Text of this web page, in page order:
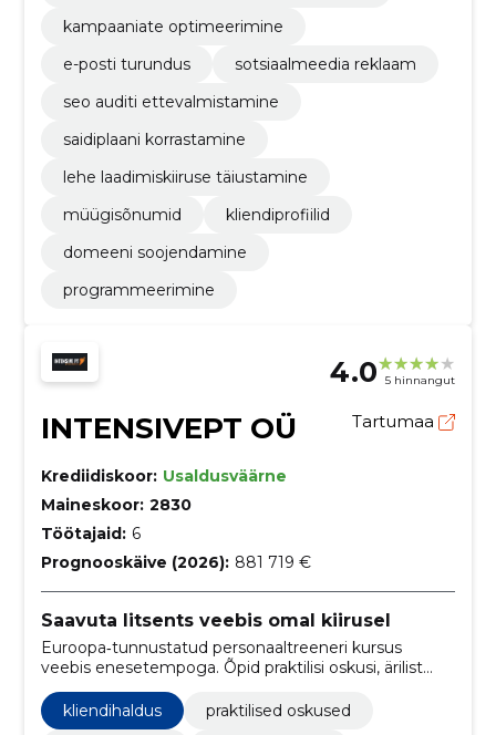
kampaaniate optimeerimine
e-posti turundus
sotsiaalmeedia reklaam
seo auditi ettevalmistamine
saidiplaani korrastamine
lehe laadimiskiiruse täiustamine
müügisõnumid
kliendiprofiilid
domeeni soojendamine
programmeerimine
4.0 5 hinnangut
INTENSIVEPT OÜ Tartumaa
Krediidiskoor: Usaldusväärne
Maineskoor: 2830
Töötajaid: 6
Prognooskäive (2026): 881 719 €
Saavuta litsents veebis omal kiirusel
Euroopa‑tunnustatud personaaltreeneri kursus
veebis enesetempoga. Õpid praktilisi oskusi, ärilist
tugivõrgustikule.
kliendihaldus
praktilised oskused